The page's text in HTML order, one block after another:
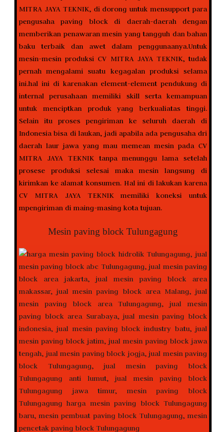
MITRA JAYA TEKNIK, di dorong untuk mensupport para
pengusaha paving block di daerah-daerah dengan
memberikan penawaran mesin yang tangguh dan bahan
baku terbaik dan awet dalam penggunaanya.Untuk
mesin-mesin produksi CV MITRA JAYA TEKNIK, tudak
pernah mengalami suatu kegagalan produksi selama
ini.hal ini di karenakan element-element pendukung di
internal perusahaan memiliki skill serta kemampuan
untuk menciptkan produk yang berkualiatas tinggi.
Selain itu proses pengiriman ke seluruh daerah di
Indonesia bisa di laukan, jadi apabila ada pengusaha dri
daerah laur jawa yang mau memean mesin pada CV
MITRA JAYA TEKNIK tanpa menunggu lama setelah
prosese produksi selesai maka mesin langsung di
kirimkan ke alamat konsumen. Hal ini di lakukan karena
CV MITRA JAYA TEKNIK memiliki koneksi untuk
mpengiriman di maing-masing kota tujuan.
Mesin paving block Tulungagung